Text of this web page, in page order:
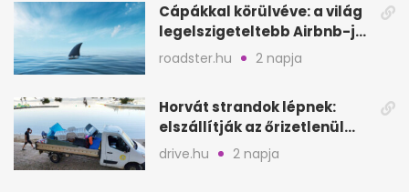
Cápákkal körülvéve: a világ
legelszigeteltebb Airbnb-je
a nyílt tengeren
roadster.hu 2 napja
Horvát strandok lépnek:
elszállítják az őrizetlenül
hagyott törölközőket
drive.hu 2 napja